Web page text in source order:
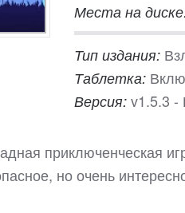
Места на
Тип издания:
Таблетка:
Версия: v1.5.3 -
приключенческая
но очень